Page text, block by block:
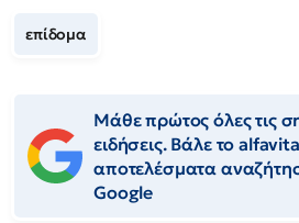
επίδομα
Μάθε πρώτος όλες τις
ειδήσεις. Βάλε το
αποτελέσματα
Google